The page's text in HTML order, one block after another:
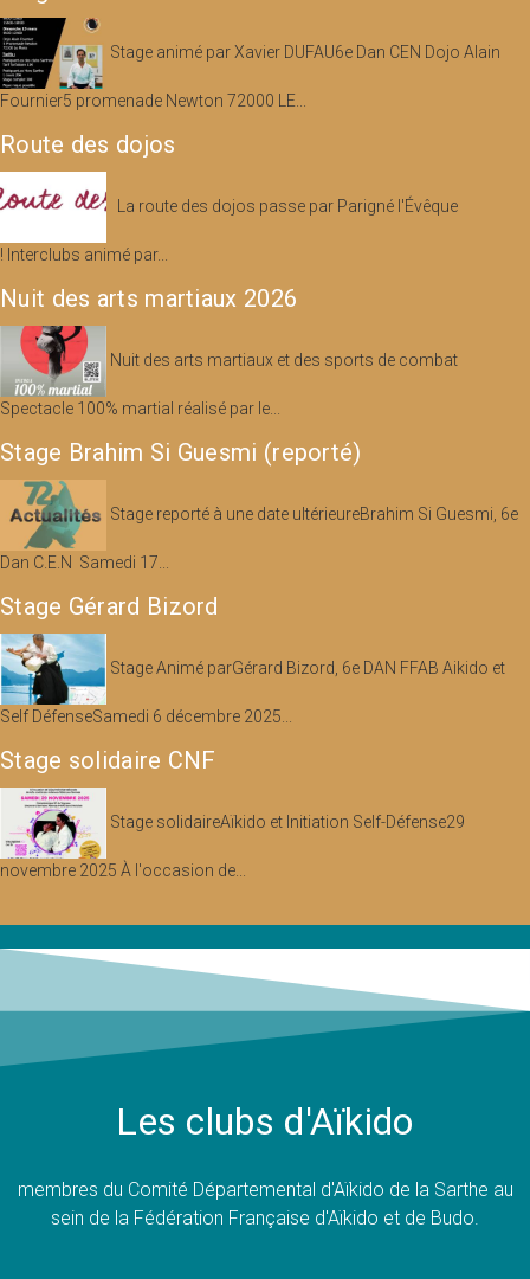
Stage animé par Xavier DUFAU6e Dan CEN Dojo Alain
Fournier5 promenade Newton 72000 LE...
Route des dojos
La route des dojos passe par Parigné l'Évêque
! Interclubs animé par...
Nuit des arts martiaux 2026
Nuit des arts martiaux et des sports de combat
Spectacle 100% martial réalisé par le...
Stage Brahim Si Guesmi (reporté)
Stage reporté à une date ultérieureBrahim Si Guesmi, 6e
Dan C.E.N Samedi 17...
Stage Gérard Bizord
Stage Animé parGérard Bizord, 6e DAN FFAB Aikido et
Self DéfenseSamedi 6 décembre 2025...
Stage solidaire CNF
Stage solidaireAïkido et Initiation Self-Défense29
novembre 2025 À l'occasion de...
Les clubs d'Aïkido
membres du Comité Départemental d'Aïkido de la Sarthe au
sein de la Fédération Française d'Aïkido et de Budo.